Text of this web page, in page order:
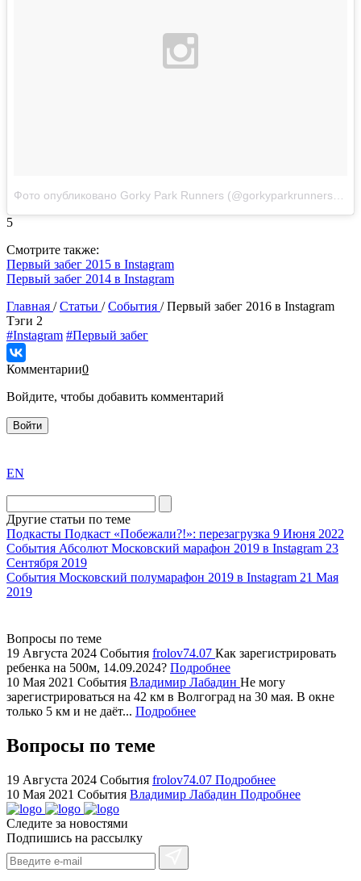
Фото опубликовано Gorky Park Runners (@gorkyparkrunners)
5
Смотрите также:
Первый забег 2015 в Instagram
Первый забег 2014 в Instagram
Главная /Статьи /События /Первый забег 2016 в Instagram
Tэги 2
#Instagram #Первый забег
Комментарии0
Войдите, чтобы добавить комментарий
Войти
the
division
agent
watch
replica
showcases
substantial
areas.
replica
bvlgari
watches
+maserati
online
cheap
https://ylfactoryrolex.com/
hilarity
exceptional
method.
www.yvessaintlaurent.to
with
EN
Другие статьи по теме
Подкасты Подкаст «Побежали?!»: перезагрузка 9 Июня 2022
События Абсолют Московский марафон 2019 в Instagram 23
Сентября 2019
События Московский полумарафон 2019 в Instagram 21 Мая
2019
Вопросы по теме
19 Августа 2024 События frolov74.07 Как зарегистрировать
ребенка на 500м, 14.09.2024? Подробнее
10 Мая 2021 События Владимир Лабадин Не могу
зарегистрироваться на 42 км в Волгоград на 30 мая. В окне
только 5 км и не даёт... Подробнее
Вопросы по теме
19 Августа 2024 События frolov74.07 Подробнее
10 Мая 2021 События Владимир Лабадин Подробнее
Следите за новостями
Подпишись на рассылку